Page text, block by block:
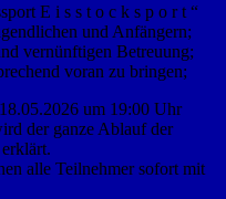
E i s s t o c k s p o r t “
und Anfängern;
vernünftigen Betreuung;
voran zu bringen;
um 19:00 Uhr
der ganze Ablauf der
alle Teilnehmer sofort mit